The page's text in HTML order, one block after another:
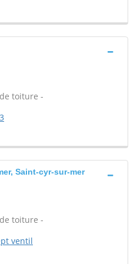
toiture -
Saint-cyr-sur-mer
toiture -
ventil